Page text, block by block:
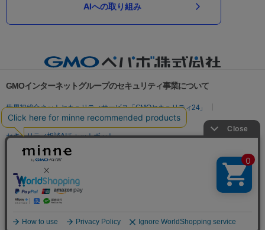
AIへの取り組み
GMOインターネットグループのセキュリティ事業について
世界初総合ネットセキュリティサービス「GMOセキュリティ24」
パスワード漏洩診断
Webサイトリスク診断
セキュリティ相談AIチャットボット
実在証明・盗聴対策
サイバー攻撃対策（GMO Flatt Security）
セキュリティ事業の軌跡